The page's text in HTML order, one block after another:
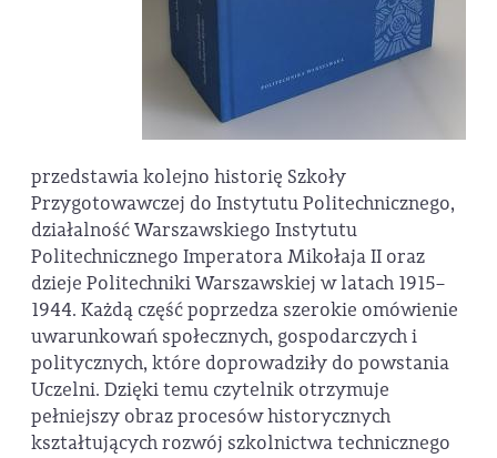
przedstawia kolejno historię Szkoły
Przygotowawczej do Instytutu Politechnicznego,
działalność Warszawskiego Instytutu
Politechnicznego Imperatora Mikołaja II oraz
dzieje Politechniki Warszawskiej w latach 1915–
1944. Każdą część poprzedza szerokie omówienie
uwarunkowań społecznych, gospodarczych i
politycznych, które doprowadziły do powstania
Uczelni. Dzięki temu czytelnik otrzymuje
pełniejszy obraz procesów historycznych
kształtujących rozwój szkolnictwa technicznego